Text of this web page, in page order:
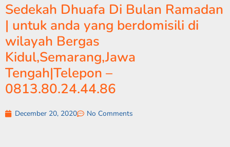
Sedekah Dhuafa Di Bulan Ramadan
| untuk anda yang berdomisili di
wilayah Bergas
Kidul,Semarang,Jawa
Tengah|Telepon –
0813.80.24.44.86
December 20, 2020 No Comments